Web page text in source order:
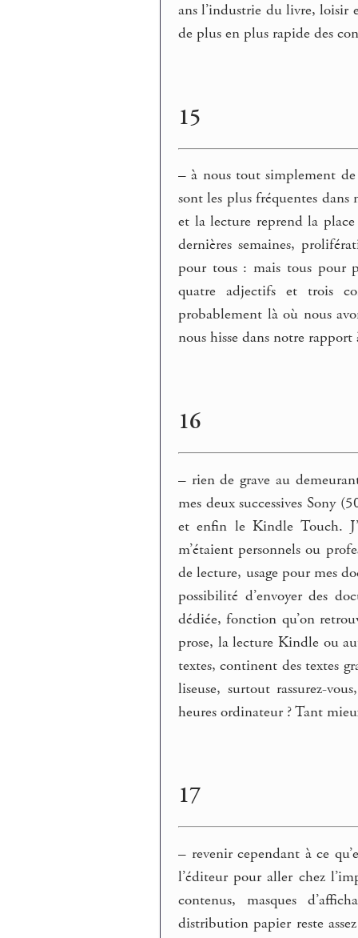
ans l’industrie du livre, loisir
de plus en plus rapide des
15
– à nous tout simplement
sont les plus fréquentes
et la lecture reprend la
dernières semaines,
pour tous : mais tous pour
quatre adjectifs et trois
probablement là où nous
nous hisse dans notre
16
– rien de grave au
mes deux successives Sony
et enfin le Kindle Touch.
m’étaient personnels ou
de lecture, usage pour mes
possibilité d’envoyer des
dédiée, fonction qu’on
prose, la lecture Kindle ou
textes, continent des textes
liseuse, surtout rassurez-
heures ordinateur ? Tant
17
– revenir cependant à ce
l’éditeur pour aller chez
contenus, masques
distribution papier reste